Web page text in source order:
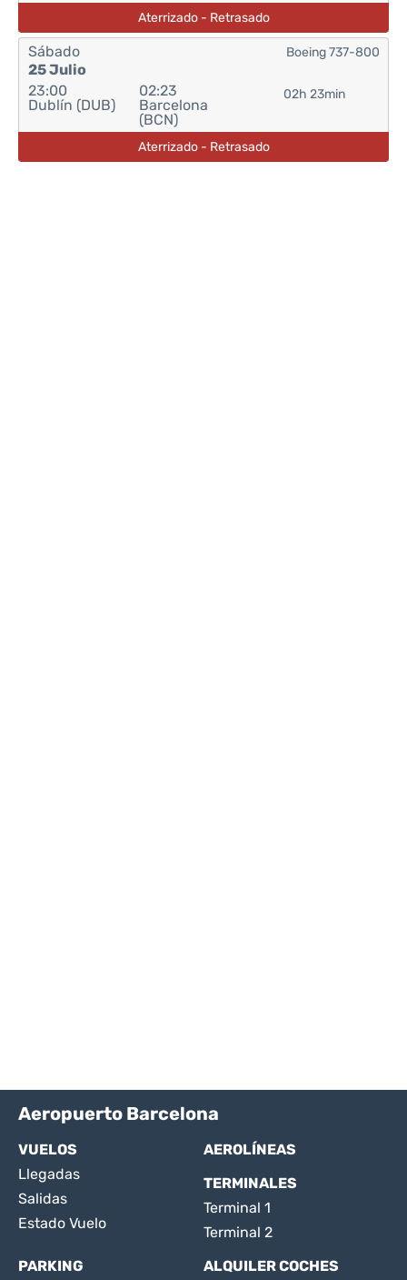
Aterrizado - Retrasado
Sábado
25 Julio
23:00
Dublín (DUB)
02:23
Barcelona
(BCN)
02h 23min
Boeing 737-800
Aterrizado - Retrasado
Aeropuerto Barcelona
VUELOS
Llegadas
Salidas
Estado Vuelo
AEROLÍNEAS
TERMINALES
Terminal 1
Terminal 2
PARKING
ALQUILER COCHES